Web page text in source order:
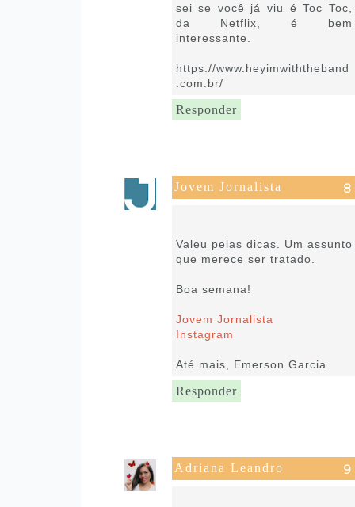
sei se você já viu é Toc Toc,
da Netflix, é bem
interessante.
https://www.heyimwiththeband
.com.br/
Responder
Jovem Jornalista
Valeu pelas dicas. Um assunto
que merece ser tratado.
Boa semana!
Jovem Jornalista
Instagram
Até mais, Emerson Garcia
Responder
Adriana Leandro